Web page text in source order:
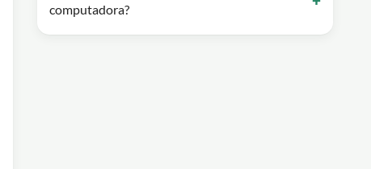
computadora?